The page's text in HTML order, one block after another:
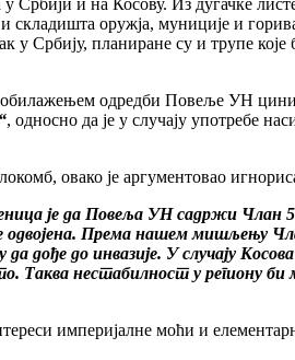
оружја, муниције и
Србију, планиране су и трупе
одредби Повеље УН
, односно да је у случају употребе
овако је аргументовао
је да Повеља УН садржи Члан
одвојена. Према нашем мишљењу
да дође до инвазије. У случају
Таква нестабилност у региону
империјалне моћи и